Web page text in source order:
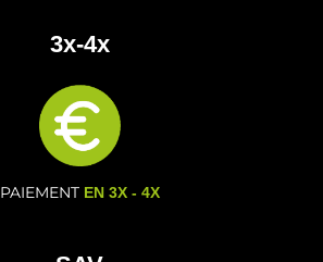
3x-4x
PAIEMENT EN 3X - 4X